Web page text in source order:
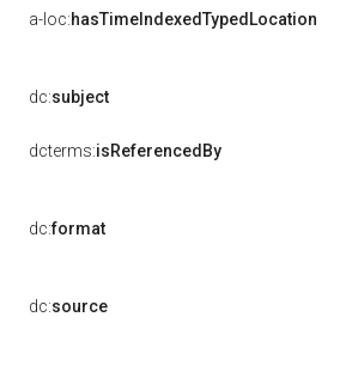
a-loc:hasTimeIndexedTypedLocation
dc:subject
dcterms:isReferencedBy
dc:format
dc:source